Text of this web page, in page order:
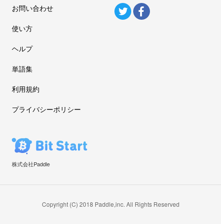
お問い合わせ
使い方
ヘルプ
単語集
利用規約
プライバシーポリシー
株式会社Paddle
Copyright (C) 2018 Paddle,inc. All Rights Reserved